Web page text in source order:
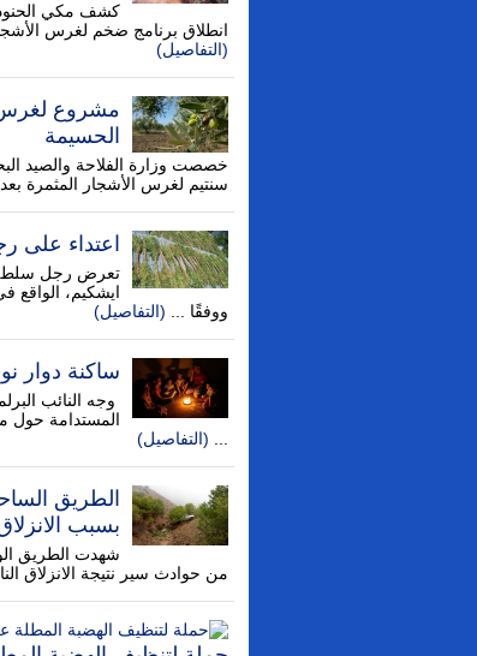
كشف مكي
انطلاق برنامج ضخم لغرس
(التفاصيل)
الحسيمة
سنتيم لغرس الأشجار المثمرة
اعتداء على
تعرض رجل سلطة
ايشكيم، الواقع
ووفقًا ... (التفاصيل)
ساكنة دوار
وجه النائب
المستدامة حول
(التفاصيل)
الطريق
بسبب
من حوادث سير نتيجة الانزلاق